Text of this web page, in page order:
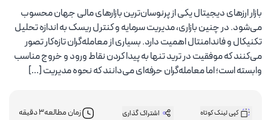
بازار ارزهای دیجیتال یکی از پرنوسان‌ترین بازارهای مالی جهان محسوب
می‌شود. در چنین بازاری، مدیریت سرمایه و کنترل ریسک به اندازه تحلیل
تکنیکال و فاندامنتال اهمیت دارد. بسیاری از معامله‌گران تازه‌کار تصور
می‌کنند که موفقیت در ترید تنها به پیدا کردن نقاط ورود و خروج مناسب
وابسته است؛ اما معامله‌گران حرفه‌ای می‌دانند که نحوه مدیریت […]
کپی لینک کوتاه اشتراک گذاری زمان مطالعه3 دقیقه